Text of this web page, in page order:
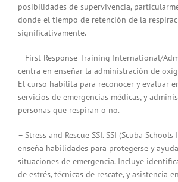
posibilidades de supervivencia,
donde el tiempo de retención de la
significativamente.
– First Response Training International/
centra en enseñar la administración de
El curso habilita para reconocer y evaluar
servicios de emergencias médicas, y
personas que respiran o no.
– Stress and Rescue SSI. SSI (Scuba
enseña habilidades para protegerse y
situaciones de emergencia. Incluye
de estrés, técnicas de rescate, y asistencia